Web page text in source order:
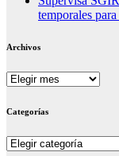
temporales
Archivos
Archivos
Categorías
Categorías